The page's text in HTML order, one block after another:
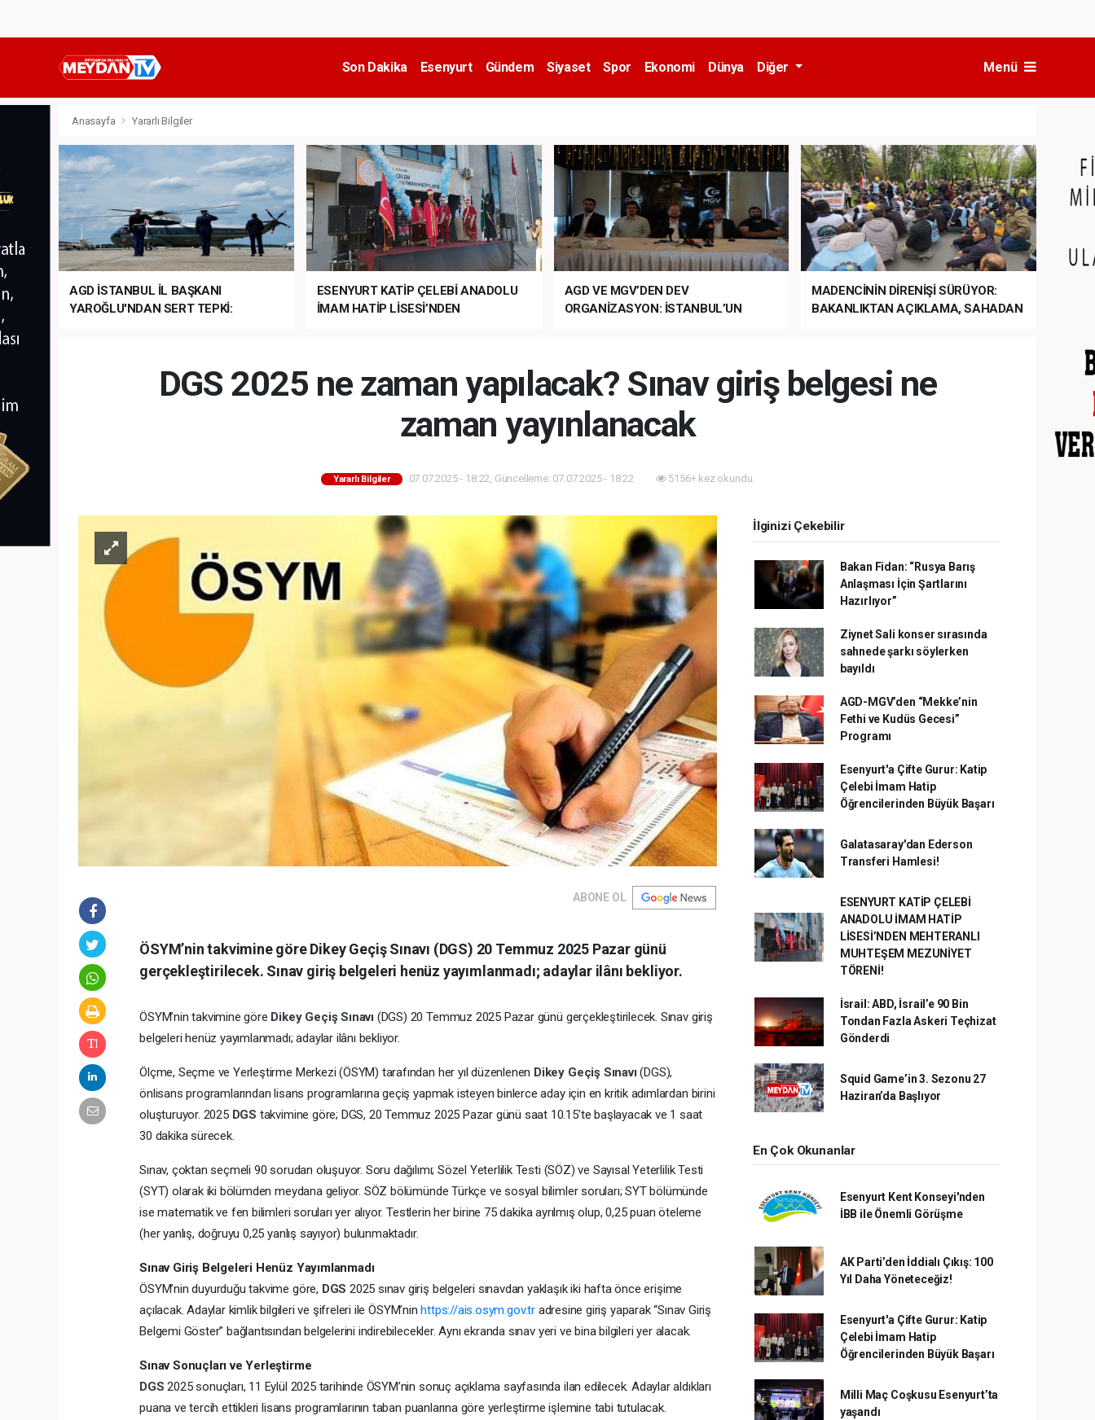
Son Dakika Esenyurt Gündem Siyaset Spor Ekonomi Dünya Diğer Menü
Anasayfa Yararlı Bilgiler
AGD İSTANBUL İL BAŞKANI
YAROĞLU'NDAN SERT TEPKİ:
ESENYURT KATİP ÇELEBİ ANADOLU
İMAM HATİP LİSESİ’NDEN
AGD VE MGV’DEN DEV
ORGANİZASYON: İSTANBUL’UN
MADENCİNİN DİRENİŞİ SÜRÜYOR:
BAKANLIKTAN AÇIKLAMA, SAHADAN
DGS 2025 ne zaman yapılacak? Sınav giriş belgesi ne
zaman yayınlanacak
Yararlı Bilgiler 07.07.2025 - 18:22, Güncelleme: 07.07.2025 - 18:22 5156+ kez okundu.
ABONE OL
ÖSYM’nin takvimine göre Dikey Geçiş Sınavı (DGS) 20 Temmuz 2025 Pazar günü
gerçekleştirilecek. Sınav giriş belgeleri henüz yayımlanmadı; adaylar ilânı bekliyor.
ÖSYM’nin takvimine göre Dikey Geçiş Sınavı (DGS) 20 Temmuz 2025 Pazar günü gerçekleştirilecek. Sınav giriş
belgeleri henüz yayımlanmadı; adaylar ilânı bekliyor.
Ölçme, Seçme ve Yerleştirme Merkezi (ÖSYM) tarafından her yıl düzenlenen Dikey Geçiş Sınavı(DGS),
önlisans programlarından lisans programlarına geçiş yapmak isteyen binlerce aday için en kritik adımlardan birini
oluşturuyor. 2025 DGS takvimine göre; DGS, 20 Temmuz 2025 Pazar günü saat 10.15’te başlayacak ve 1 saat
30 dakika sürecek.
Sınav, çoktan seçmeli 90 sorudan oluşuyor. Soru dağılımı; Sözel Yeterlilik Testi (SÖZ) ve Sayısal Yeterlilik Testi
(SYT) olarak iki bölümden meydana geliyor. SÖZ bölümünde Türkçe ve sosyal bilimler soruları; SYT bölümünde
ise matematik ve fen bilimleri soruları yer alıyor. Testlerin her birine 75 dakika ayrılmış olup, 0,25 puan öteleme
(her yanlış, doğruyu 0,25 yanlış sayıyor) bulunmaktadır.
Sınav Giriş Belgeleri Henüz Yayımlanmadı
ÖSYM’nin duyurduğu takvime göre, DGS 2025 sınav giriş belgeleri sınavdan yaklaşık iki hafta önce erişime
açılacak. Adaylar kimlik bilgileri ve şifreleri ile ÖSYM’ninhttps://ais.osym.gov.tradresine giriş yaparak “Sınav Giriş
Belgemi Göster” bağlantısından belgelerini indirebilecekler. Aynı ekranda sınav yeri ve bina bilgileri yer alacak.
Sınav Sonuçları ve Yerleştirme
DGS2025 sonuçları, 11 Eylül 2025 tarihinde ÖSYM’nin sonuç açıklama sayfasında ilan edilecek. Adaylar aldıkları
puana ve tercih ettikleri lisans programlarının taban puanlarına göre yerleştirme işlemine tabi tutulacak.
İlginizi Çekebilir
Bakan Fidan: “Rusya Barış
Anlaşması İçin Şartlarını
Hazırlıyor”
Ziynet Sali konser sırasında
sahnede şarkı söylerken
bayıldı
AGD-MGV’den “Mekke’nin
Fethi ve Kudüs Gecesi”
Programı
Esenyurt'a Çifte Gurur: Katip
Çelebi İmam Hatip
Öğrencilerinden Büyük Başarı
Galatasaray'dan Ederson
Transferi Hamlesi!
ESENYURT KATİP ÇELEBİ
ANADOLU İMAM HATİP
LİSESİ’NDEN MEHTERANLI
MUHTEŞEM MEZUNİYET
TÖRENİ!
İsrail: ABD, İsrail’e 90 Bin
Tondan Fazla Askeri Teçhizat
Gönderdi
Squid Game’in 3. Sezonu 27
Haziran’da Başlıyor
En Çok Okunanlar
Esenyurt Kent Konseyi'nden
İBB ile Önemli Görüşme
AK Parti’den İddialı Çıkış: 100
Yıl Daha Yöneteceğiz!
Esenyurt'a Çifte Gurur: Katip
Çelebi İmam Hatip
Öğrencilerinden Büyük Başarı
Milli Maç Coşkusu Esenyurt’ta
yaşandı